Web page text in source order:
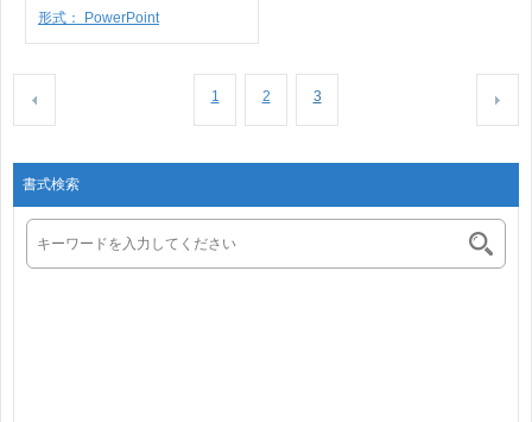
形式： PowerPoint
1 2 3
書式検索